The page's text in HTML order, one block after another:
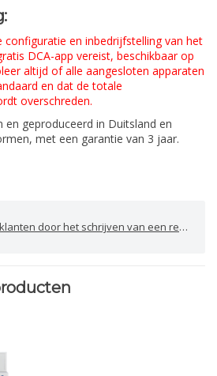
configuratie en inbedrijfstelling van het
DCA-app vereist, beschikbaar op
altijd of alle aangesloten apparaten
en dat de totale
overschreden.
geproduceerd in Duitsland en
met een garantie van 3 jaar.
door het schrijven van een review